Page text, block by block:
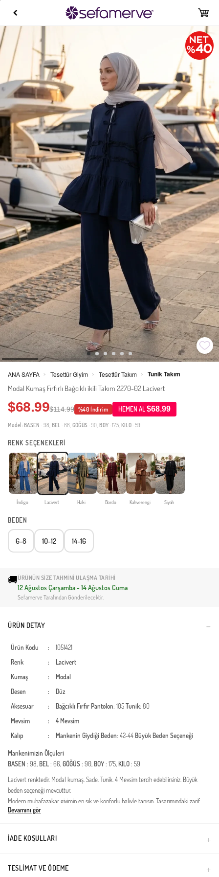
ANA SAYFA > Tesettür Giyim > Tesettür Takım > Tunik Takım
Modal Kumaş Fırfırlı Bağcıklı ikili Takım 2270-02 Lacivert
$68.99$114.99 %40 İndirim HEMEN AL$68.99
Model: BASEN : 98, BEL : 66, GÖĞÜS : 90, BOY : 175, KILO: 59
RENK SEÇENEKLERİ
İndigo Lacivert Haki Bordo Kahverengi Siyah
BEDEN
6-8 10-12 14-16
🚚ÜRÜNÜN SIZE TAHMINI ULAŞMA TARIHI
12 Ağustos Çarşamba - 14 Ağustos Cuma
Sefamerve Tarafından Gönderilecektir.
ÜRÜN DETAY
Ürün Kodu :
1051421
Renk
:
Lacivert
Kumaş
:
Modal
Desen
:
Düz
Aksesuar
: Bağcıklı Fırfır Pantolon: 105Tunik: 80
Mevsim
:
4 Mevsim
Kalıp
: Mankenin Giydiği Beden: 42-44 Büyük Beden Seçeneği
Mankenimizin Ölçüleri
BASEN : 98, BEL: 66,GÖĞÜS: 90, BOY: 175, KILO: 59
Lacivert renktedir. Modal kumaş. Sade. Tunik. 4 Mevsim tercih edebilirsiniz. Büyük
beden seçeneği mevcuttur.
Modern muhafazakar giyimin en şık ve konforlu haliyle tanışın. Tasarımındaki zarif
düğme detayları ve zamansız kesimiyle dikkat çeken bu ikili takım, gardırobunuzun en
günlerde nefes alır hem de serin havalarda konfor sağlar.Kumaş Özelliği: Yüksek
kaliteli modal liflerinden üretilmiştir. Modal kumaşın doğal yumuşaklığı, ipeksi dokusu
alan fonksiyonel ve estetik düğmeler, takıma modern bir hava katarken kullanım
Devamını gör
İADE KOŞULLARI
TESLIMAT VE ÖDEME